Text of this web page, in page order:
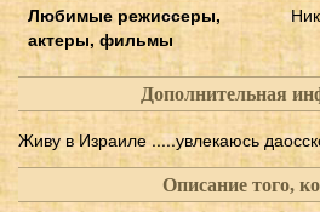
Любимые режиссеры,
актеры, фильмы
Дополнительная
Живу в Израиле .....увлекаюсь
Описание того,